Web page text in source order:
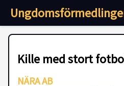
Kille med stort
NÄRA AB